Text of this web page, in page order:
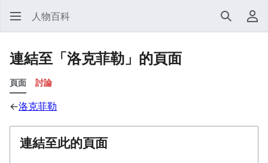
人物百科 搜尋 使
連結至「洛克菲勒」的頁面
頁面 討論
←洛克菲勒
連結至此的頁面